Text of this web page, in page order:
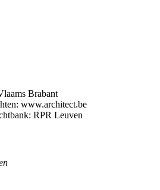
Brabant
www.architect.be
RPR Leuven